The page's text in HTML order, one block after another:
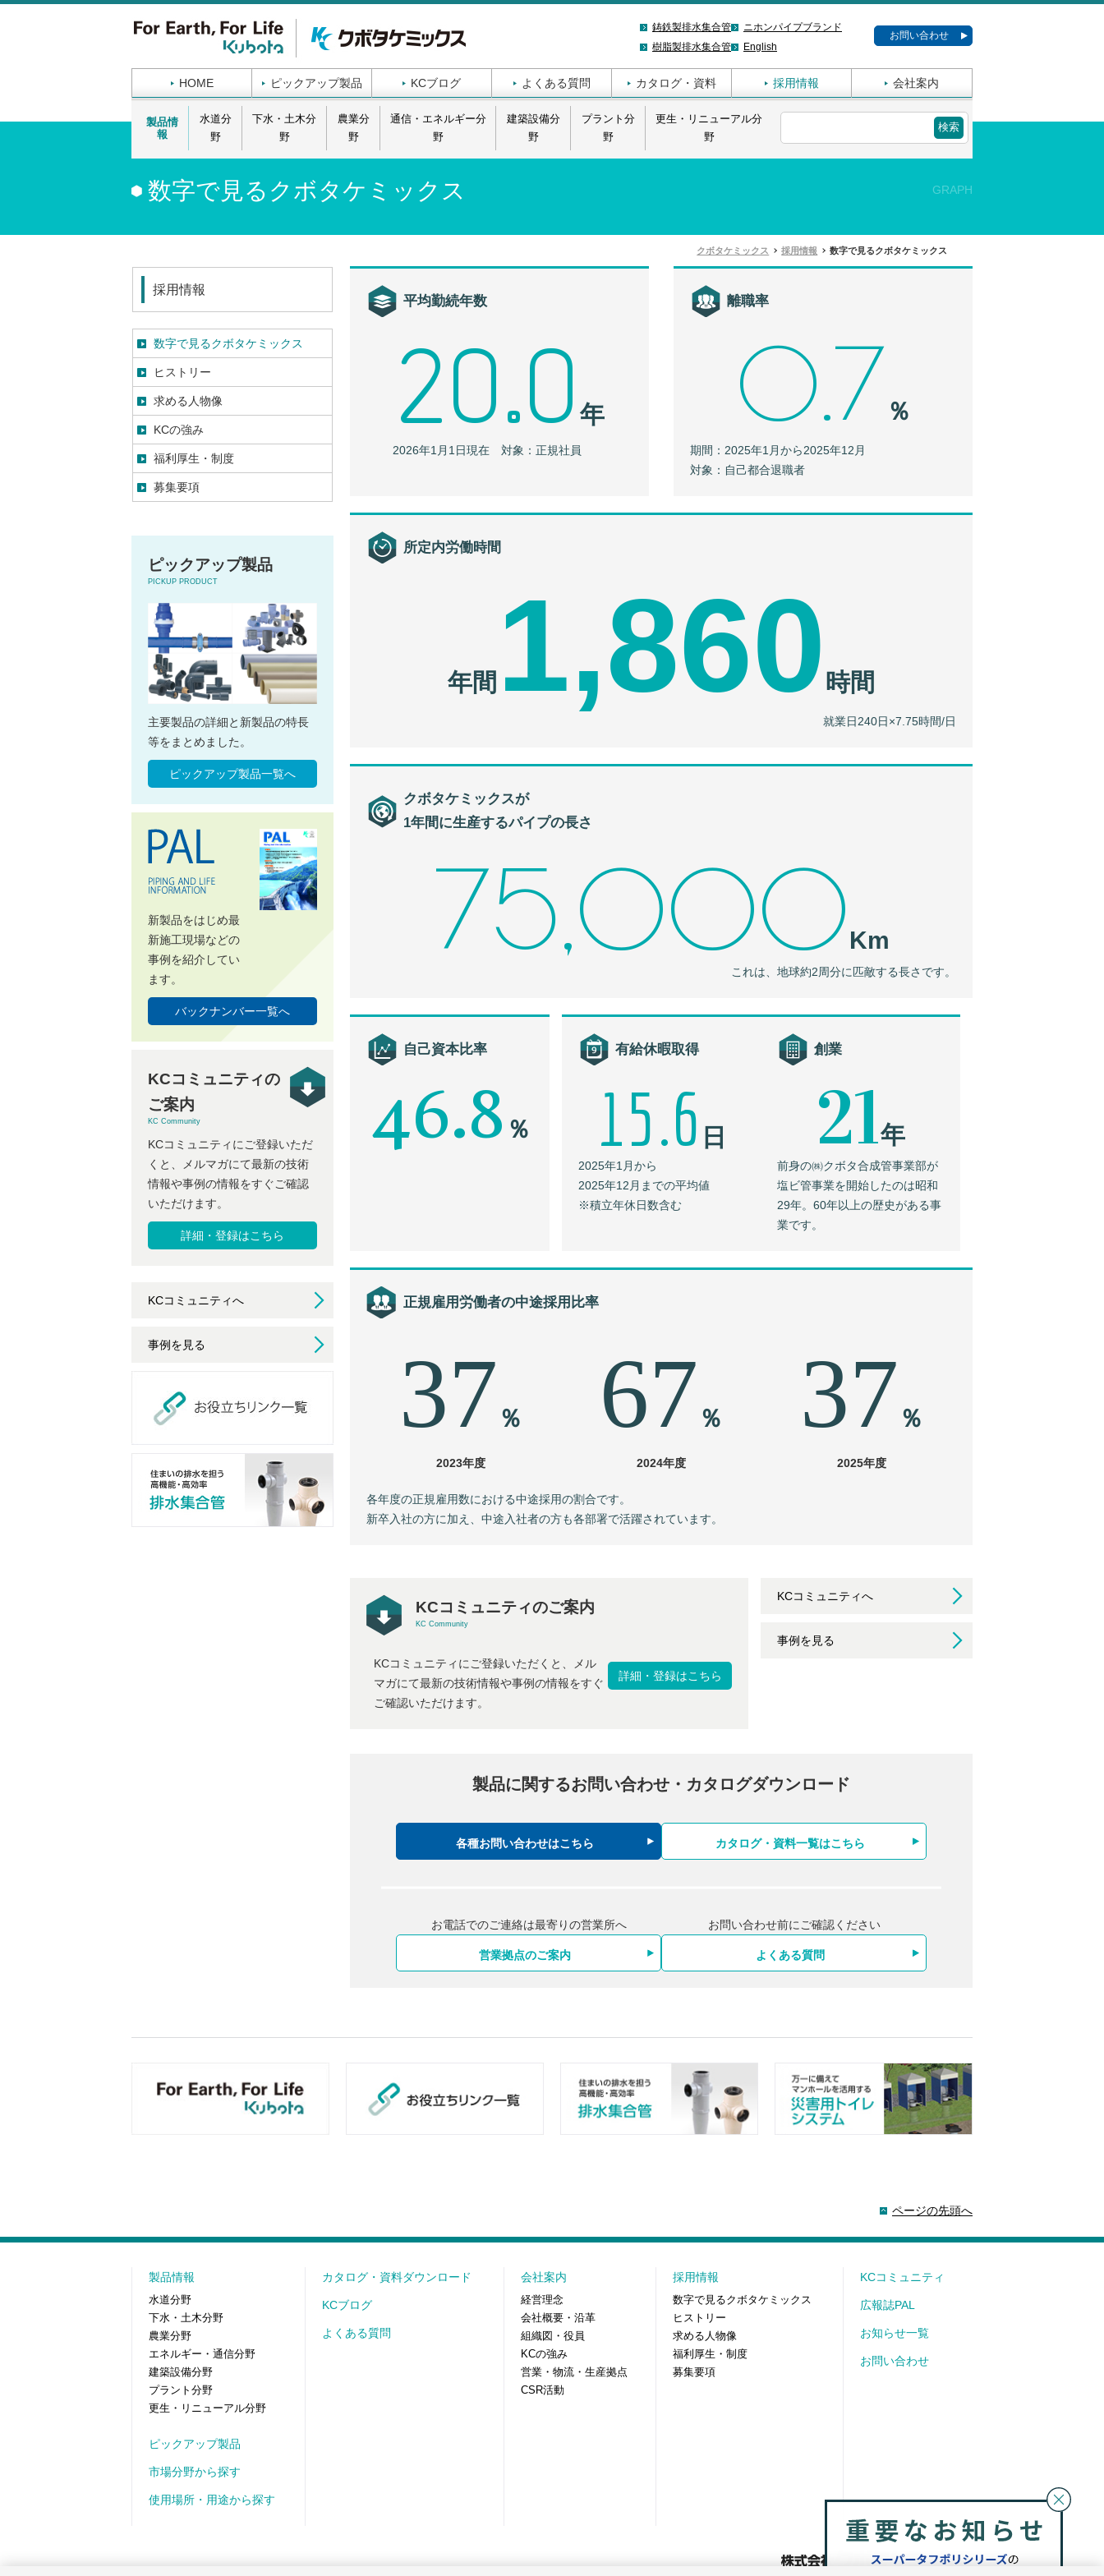
鋳鉄製排水集合管
ニホンパイプブランド
樹脂製排水集合管
English
お問い合わせ
HOME ピックアップ製品 KCブログ よくある質問 カタログ・資料 採用情報 会社案内
製品情
報
水道分
野
下水・土木分
野
農業分
野
通信・エネルギー分
野
建築設備分
野
プラント分
野
更生・リニューアル分
野
数字で見るクボタケミックス GRAPH
クボタケミックス 採用情報 数字で見るクボタケミックス
平均勤続年数
20.0年
2026年1月1日現在 対象：正規社員
離職率
0.7 ％
期間：2025年1月から2025年12月
対象：自己都合退職者
所定内労働時間
年間 1,860 時間
就業日240日×7.75時間/日
クボタケミックスが
1年間に生産するパイプの長さ
75,000 Km
これは、地球約2周分に匹敵する長さです。
自己資本比率
46.8 ％
有給休暇取得
15.6 日
2025年1月から
2025年12月までの平均値
※積立年休日数含む
創業
21年
前身の㈱クボタ合成管事業部が
塩ビ管事業を開始したのは昭和
29年。60年以上の歴史がある事
業です。
正規雇用労働者の中途採用比率
37 ％
2023年度
67 ％
2024年度
37 ％
2025年度
各年度の正規雇用数における中途採用の割合です。
新卒入社の方に加え、中途入社者の方も各部署で活躍されています。
KCコミュニティのご案内
KC Community
KCコミュニティにご登録いただくと、メル
マガにて最新の技術情報や事例の情報をすぐ
ご確認いただけます。
詳細・登録はこちら
KCコミュニティへ
事例を見る
製品に関するお問い合わせ・ カタログダウンロード
各種お問い合わせはこちら カタログ・資料一覧はこちら
お電話でのご連絡は最寄りの営業所へ
営業拠点のご案内
お問い合わせ前にご確認ください
よくある質問
採用情報
数字で見るクボタケミックス
ヒストリー
求める人物像
KCの強み
福利厚生・制度
募集要項
ピックアップ製品
PICKUP PRODUCT
主要製品の詳細と新製品の特長
等をまとめました。
ピックアップ製品一覧へ
新製品をはじめ最
新施工現場などの
事例を紹介してい
ます。
バックナンバー一覧へ
KCコミュニティの
ご案内
KC Community
KCコミュニティにご登録いただ
くと、メルマガにて最新の技術
情報や事例の情報をすぐご確認
いただけます。
詳細・登録はこちら
KCコミュニティへ
事例を見る
ページの先頭へ
製品情報
水道分野
下水・土木分野
農業分野
エネルギー・通信分野
建築設備分野
プラント分野
更生・リニューアル分野
ピックアップ製品
市場分野から探す
使用場所・用途から探す
カタログ・資料ダウンロード
KCブログ
よくある質問
会社案内
経営理念
会社概要・沿革
組織図・役員
KCの強み
営業・物流・生産拠点
CSR活動
採用情報
数字で見るクボタケミックス
ヒストリー
求める人物像
福利厚生・制度
募集要項
KCコミュニティ
広報誌PAL
お知らせ一覧
お問い合わせ